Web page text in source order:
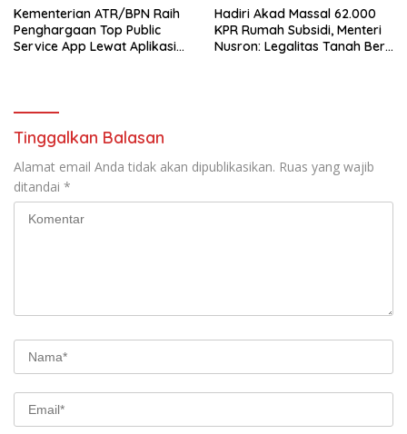
Kementerian ATR/BPN Raih
Penghargaan Top Public
Service App Lewat Aplikasi
Hadiri Akad Massal 62.000
KPR Rumah Subsidi, Menteri
Nusron: Legalitas Tanah Beri
Tinggalkan Balasan
Alamat email Anda tidak akan dipublikasikan. Ruas yang wajib
ditandai *